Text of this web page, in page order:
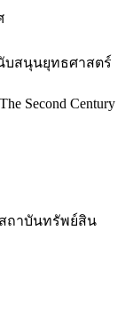
บสนุนยุทธศาสตร์
The Second Century
สถาบันทรัพย์สิน